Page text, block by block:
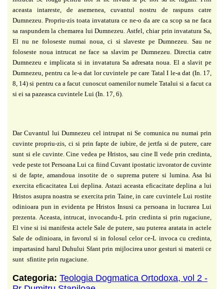
aceasta intareste, de asemenea, cuvantul nostru de raspuns catre
Dumnezeu. Propriu-zis toata invatatura ce ne-o da are ca scop sa ne faca
sa raspundem la chemarea lui Dumnezeu. Astfel, chiar prin invatatura Sa,
El nu ne foloseste numai noua, ci si slaveste pe Dumnezeu. Sau ne
foloseste noua intrucat ne face sa slavim pe Dumnezeu. Directia catre
Dumnezeu e implicata si in invatatura Sa adresata noua. El a slavit pe
Dumnezeu, pentru ca le-a dat lor cuvintele pe care Tatal I le-a dat (In. 17,
8, 14) si pentru ca a facut cunoscut oamenilor numele Tatalui si a facut ca
si ei sa pazeasca cuvintele Lui (In. 17, 6).
Dar Cuvantul lui Dumnezeu cel intrupat ni Se comunica nu numai prin
cuvintepropriu-zis, ci si prin fapte de iubire, de jertfa si de putere, care
sunt si ele cuvinte.Cine vedea pe Hristos, sau cine Il vede prin credinta,
vede peste tot Persoana Lui ca fiind Cuvant ipostatic izvorator de cuvinte
si de fapte, amandoua insotite de o suprema putere si lumina. Asa Isi
exercita eficacitatea Lui deplina. Astazi aceasta eficacitate deplina a lui
Hristos asupra noastra se exercita prin Taine, in care cuvintele Lui rostite
odinioara pun in evidenta pe Hristos Insusi ca persoana in lucrarea Lui
prezenta. Aceasta, intrucat, invocandu-L prin credinta si prin rugaciune,
El vine si isi manifesta actele Sale de putere, sauputerea aratata in actele
Sale de odinioara, in favorul si in folosul celor ce-L invoca cu credinta,
impartasind harul Duhului Sfant prin mijlocirea unor gesturi si materii ce
sunt sfintite prin rugaciune.
Categoria: Teologia Dogmatica Ortodoxa, vol 2 -